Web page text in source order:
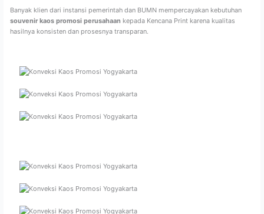
Banyak klien dari instansi pemerintah dan BUMN mempercayakan kebutuhan
souvenir kaos promosi perusahaan kepada Kencana Print karena kualitas
hasilnya konsisten dan prosesnya transparan.